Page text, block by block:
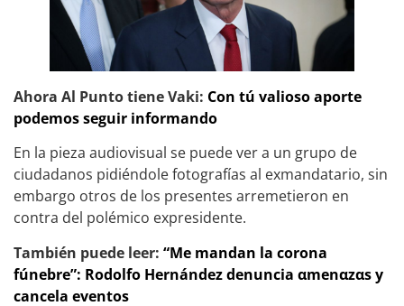
Ahora Al Punto tiene Vaki: Con tú valioso aporte
podemos seguir informando
En la pieza audiovisual se puede ver a un grupo de
ciudadanos pidiéndole fotografías al exmandatario, sin
embargo otros de los presentes arremetieron en
contra del polémico expresidente.
También puede leer: “Me mandan la corona
fúnebre”: Rodolfo Hernández denuncia αmenαzαs y
cancela eventos